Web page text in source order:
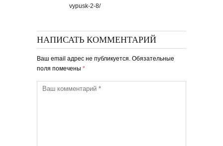
vypusk-2-8/
НАПИСАТЬ КОММЕНТАРИЙ
Ваш email адрес не публикуется. Обязательные
поля помечены *